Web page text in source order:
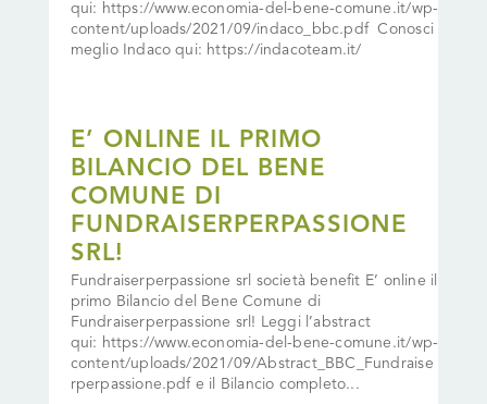
qui: https://www.economia-del-bene-comune.it/wp-
content/uploads/2021/09/indaco_bbc.pdf Conosci
meglio Indaco qui: https://indacoteam.it/
E’ ONLINE IL PRIMO
BILANCIO DEL BENE
COMUNE DI
FUNDRAISERPERPASSIONE
SRL!
Fundraiserperpassione srl società benefit E’ online il
primo Bilancio del Bene Comune di
Fundraiserperpassione srl! Leggi l’abstract
qui: https://www.economia-del-bene-comune.it/wp-
content/uploads/2021/09/Abstract_BBC_Fundraise
rperpassione.pdf e il Bilancio completo...